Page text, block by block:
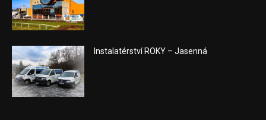
Instalatérství ROKY – Jasenná